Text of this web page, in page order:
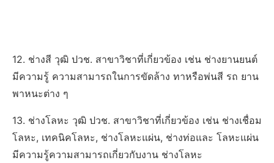
12. ช่างสี วุฒิ ปวช. สาขาวิชาที่เกี่ยวข้อง เช่น ช่างยานยนต์
มีความรู้ ความสามารถในการขัดล้าง ทาหรือพ่นสี รถ ยาน
พาหนะต่าง ๆ
13. ช่างโลหะ วุฒิ ปวช. สาขาวิชาที่เกี่ยวข้อง เช่น ช่างเชื่อม
โลหะ, เทคนิคโลหะ, ช่างโลหะแผ่น, ช่างท่อและ โลหะแผ่น
มีความรู้ความสามารถเกี่ยวกับงาน ช่างโลหะ